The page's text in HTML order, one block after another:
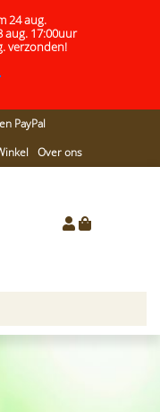
24 aug.
aug. 17:00uur
verzonden!
PayPal
Over ons